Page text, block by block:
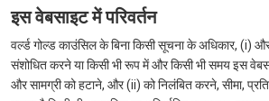
इस वेबसाइट में परिवर्तन
वर्ल्ड गोल्ड काउंसिल के बिना किसी सूचना के अधिकार, (i)
संशोधित करने या किसी भी रूप में और किसी भी समय इस
और सामग्री को हटाने, और (ii) को निलंबित करने, सीमा,